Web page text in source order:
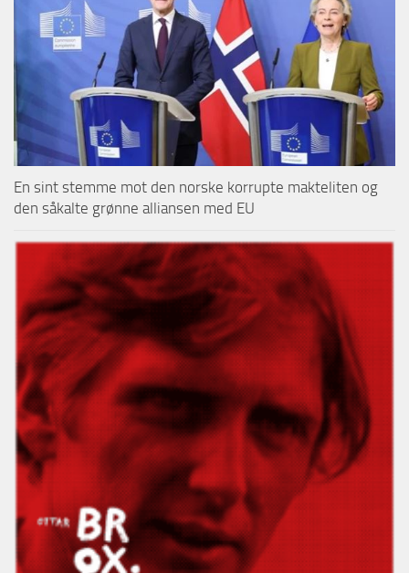
En sint stemme mot den norske korrupte makteliten og
den såkalte grønne alliansen med EU